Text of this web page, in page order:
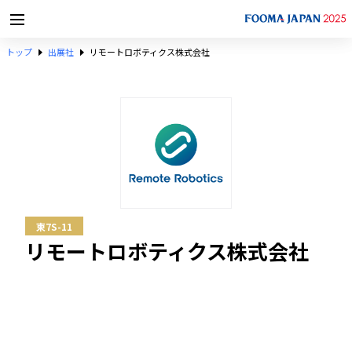
トップ 出展社 リモートロボティクス株式会社
東7S-11
リモートロボティクス株式会社